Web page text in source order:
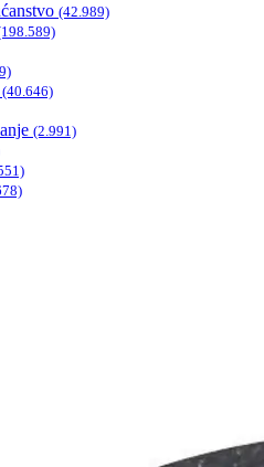
(42.989)
(40.646)
(2.991)